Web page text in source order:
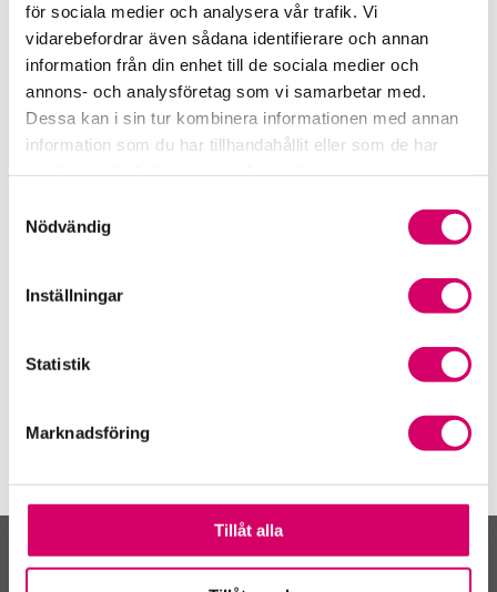
för sociala medier och analysera vår trafik. Vi
vidarebefordrar även sådana identifierare och annan
information från din enhet till de sociala medier och
annons- och analysföretag som vi samarbetar med.
Dessa kan i sin tur kombinera informationen med annan
information som du har tillhandahållit eller som de har
Nödvändig
Inställningar
Statistik
Marknadsföring
Tillåt alla
Srf Fokusrapport 2024 – insikter för hållbart
företagande
Våra nyhetskanaler
Tidningen Konsulten
Öppet brev till Myndigheten för yrkeshögskolan
Framtidsutsikter i lönebranschen
Kalendarium